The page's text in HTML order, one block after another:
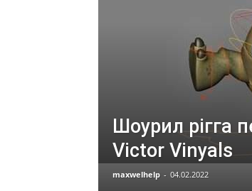
Шоурил рігга
Victor Vinyals
maxwelhelp - 04.02.2022